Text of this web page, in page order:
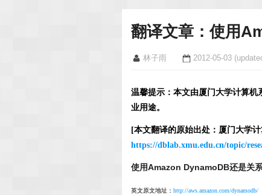
翻译文章：使用
林子雨 2012-05-03
温馨提示：本文由厦门大学计算
业用途。
[本文翻译的原始出处：厦门大学
https://dblab.xmu.edu.cn/topic/
使用Amazon DynamoDB还是关
英文原文地址： http://aws.amazon.com/dynamodb/